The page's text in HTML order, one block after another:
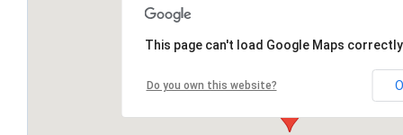
This page can't load Google Maps
Do you own this website?